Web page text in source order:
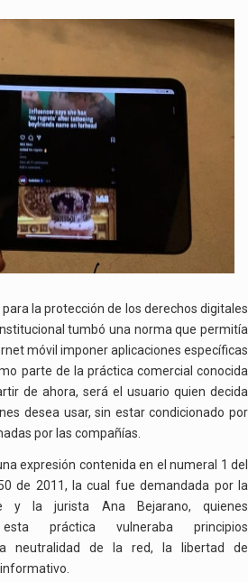
CONSTITUCIONAL
ORDENA
OPERADORES
PERMITIR
QUE
USUARIOS
ELIJAN
SUS
APLICACIONES
DE
INTERNET
la protección de los derechos digitales
tumbó una norma que permitía
móvil imponer aplicaciones específicas
parte de la práctica comercial conocida
de ahora, será el usuario quien decida
desea usar, sin estar condicionado por
por las compañías.
expresión contenida en el numeral 1 del
de 2011, la cual fue demandada por la
y la jurista Ana Bejarano, quienes
práctica vulneraba principios
neutralidad de la red, la libertad de